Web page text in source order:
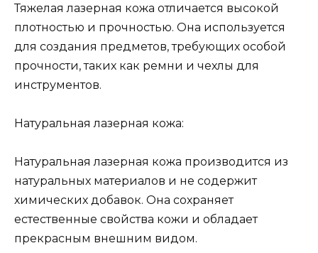
Тяжелая лазерная кожа отличается высокой
плотностью и прочностью. Она используется
для создания предметов, требующих особой
прочности, таких как ремни и чехлы для
инструментов.
Натуральная лазерная кожа:
Натуральная лазерная кожа производится из
натуральных материалов и не содержит
химических добавок. Она сохраняет
естественные свойства кожи и обладает
прекрасным внешним видом.